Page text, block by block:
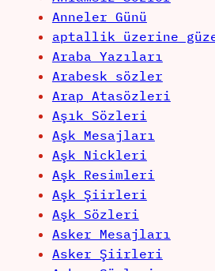
Anneler Günü
aptallik üzerine
Araba Yazıları
Arabesk sözler
Arap Atasözleri
Aşık Sözleri
Aşk Mesajları
Aşk Nickleri
Aşk Resimleri
Aşk Şiirleri
Aşk Sözleri
Asker Mesajları
Asker Şiirleri